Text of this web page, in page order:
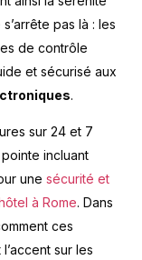
pas là : les
de contrôle
et sécurisé aux
.
sur 24 et 7
incluant
unesécurité et
à Rome. Dans
ces
sur les